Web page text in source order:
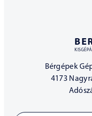
Bérgépek
4173